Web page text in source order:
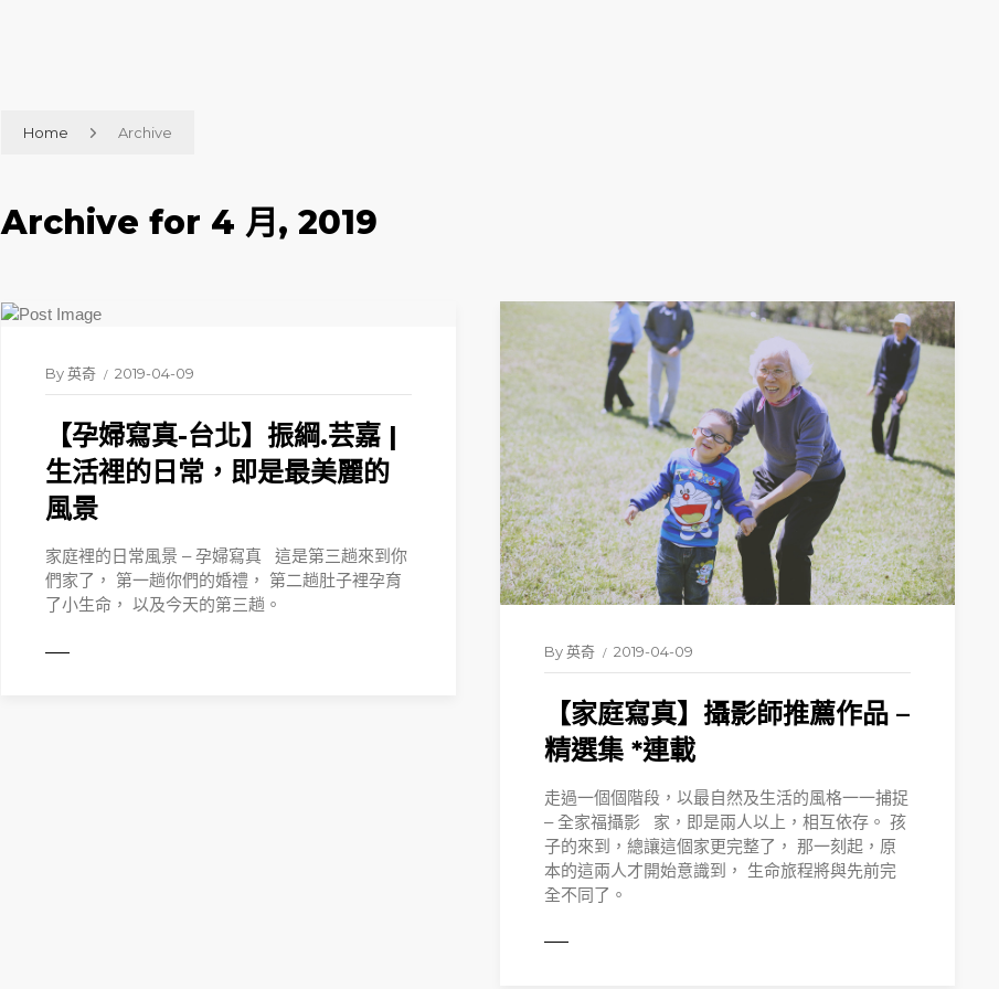
Home Archive
Archive for 4 月, 2019
By英奇 2019-04-09
【孕婦寫真-台北】振綱.芸嘉 |
生活裡的日常，即是最美麗的
風景
家庭裡的日常風景 – 孕婦寫真 這是第三趟來到你
們家了， 第一趟你們的婚禮， 第二趟肚子裡孕育
了小生命， 以及今天的第三趟。
By英奇 2019-04-09
【家庭寫真】攝影師推薦作品 –
精選集 *連載
走過一個個階段，以最自然及生活的風格一一捕捉
– 全家福攝影 家，即是兩人以上，相互依存。 孩
子的來到，總讓這個家更完整了， 那一刻起，原
本的這兩人才開始意識到， 生命旅程將與先前完
全不同了。